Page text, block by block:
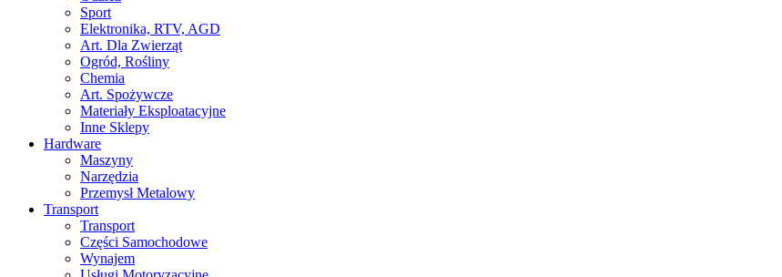
Sport
Elektronika, RTV, AGD
Art. Dla Zwierząt
Ogród, Rośliny
Chemia
Art. Spożywcze
Materiały Eksploatacyjne
Inne Sklepy
Hardware
Maszyny
Narzędzia
Przemysł Metalowy
Transport
Transport
Części Samochodowe
Wynajem